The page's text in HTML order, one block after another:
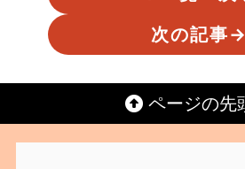
次の記事→
ページの先